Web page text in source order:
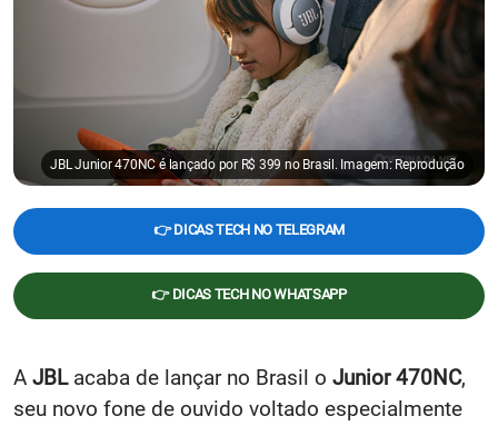
JBL Junior 470NC é lançado por R$ 399 no Brasil. Imagem: Reprodução
👉 DICAS TECH NO TELEGRAM
👉 DICAS TECH NO WHATSAPP
A JBL acaba de lançar no Brasil o Junior 470NC,
seu novo fone de ouvido voltado especialmente